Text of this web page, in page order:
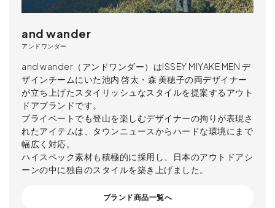
and wander
アンドワンダー
and wander（アンドワンダー）はISSEY MIYAKE MEN デ
ザインチームにいた池内 啓太・森 美穂子の両デザイナー
が立ち上げたスタイリッシュなスタイルを提案するアウト
ドアブランドです。
プライベートでも登山を楽しむデザイナーの拘りが表現さ
れたアイテムは、タウンニュースからハードな環境にまで
幅広く対応。
ハイスペック素材も積極的に採用し、日本のアウトドアシ
ーンの中に独自のスタイルを築き上げました。
ブランド商品一覧へ